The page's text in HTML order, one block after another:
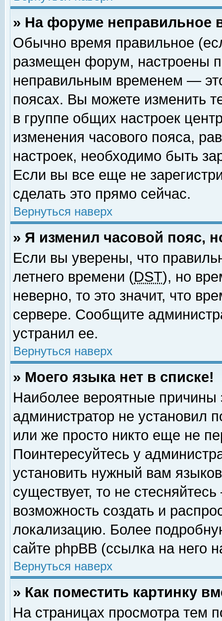
» На форуме неправильное
Обычно время правильное
размещен форум, настроены
неправильным временем —
поясах. Вы можете изменить
в группе общих настроек
изменения часового пояса,
настроек, необходимо быть
Если вы все еще не
сделать это прямо сейчас.
Вернуться наверх
» Я изменил часовой пояс,
Если вы уверены, что
летнего времени (DST), но
неверно, то это значит, что
сервере. Сообщите
устранил ее.
Вернуться наверх
» Моего языка нет в списке!
Наиболее вероятные причины
администратор не установил
или же просто никто еще не
Поинтересуйтесь у
установить нужный вам
существует, то не
возможность создать и
локализацию. Более
сайте phpBB (ссылка на него
Вернуться наверх
» Как поместить картинку
На страницах просмотра тем